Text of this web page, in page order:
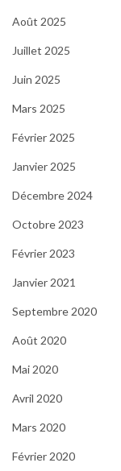
Août 2025
Juillet 2025
Juin 2025
Mars 2025
Février 2025
Janvier 2025
Décembre 2024
Octobre 2023
Février 2023
Janvier 2021
Septembre 2020
Août 2020
Mai 2020
Avril 2020
Mars 2020
Février 2020